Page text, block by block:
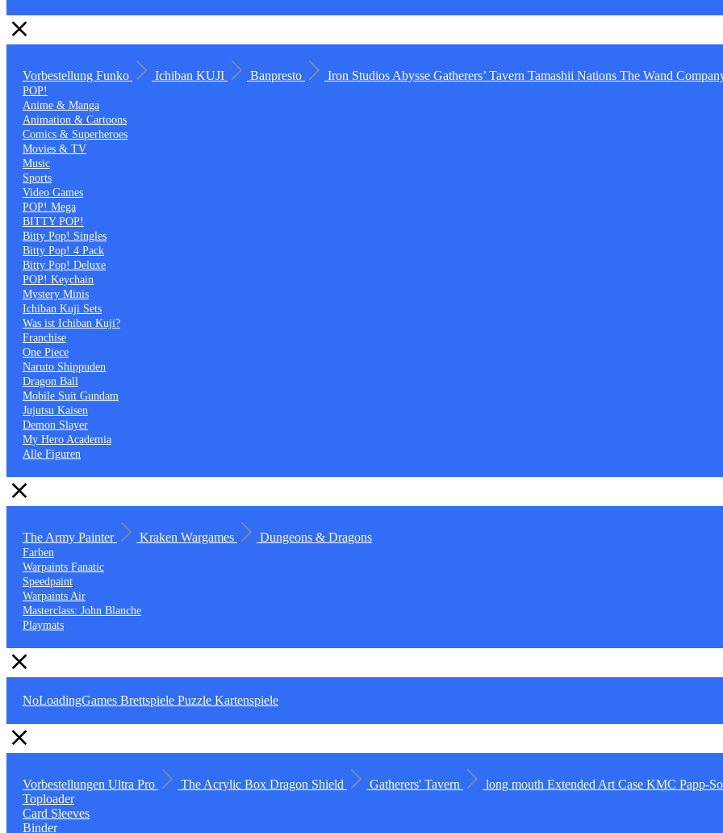
Vorbestellung Funko Ichiban KUJI Banpresto Iron Studios Abysse Gatherers’ Tavern Tamashii Nations The Wand
POP!
Anime & Manga
Animation & Cartoons
Comics & Superheroes
Movies & TV
Music
Sports
Video Games
POP! Mega
BITTY POP!
Bitty Pop! Singles
Bitty Pop! 4 Pack
Bitty Pop! Deluxe
POP! Keychain
Mystery Minis
Ichiban Kuji Sets
Was ist Ichiban Kuji?
Franchise
One Piece
Naruto Shippuden
Dragon Ball
Mobile Suit Gundam
Jujutsu Kaisen
Demon Slayer
My Hero Academia
Alle Figuren
The Army Painter Kraken Wargames Dungeons & Dragons
Farben
Warpaints Fanatic
Speedpaint
Warpaints Air
Masterclass: John Blanche
Playmats
NoLoadingGames Brettspiele Puzzle Kartenspiele
Vorbestellungen Ultra Pro The Acrylic Box Dragon Shield Gatherers' Tavern long mouth Extended Art Case KMC Papp-
Toploader
Card Sleeves
Binder